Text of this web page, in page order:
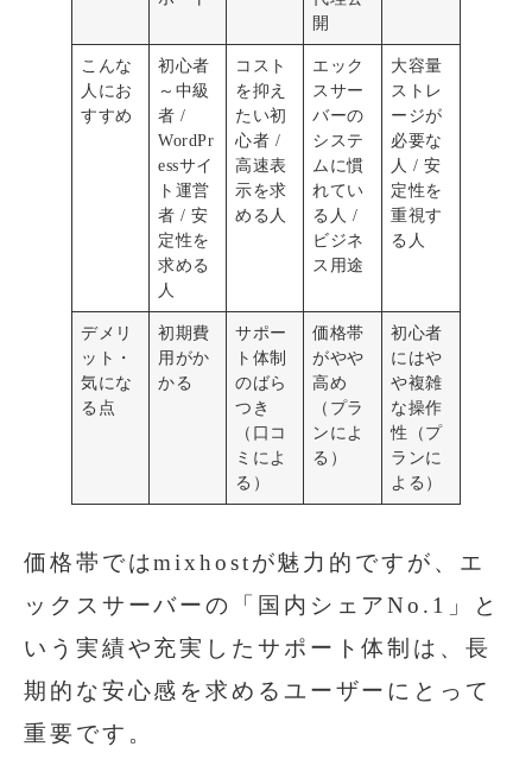
開
こんな
人にお
すすめ
初心者
～中級
者 /
WordPr
essサイ
ト運営
者 / 安
定性を
求める
人
コスト
を抑え
たい初
心者 /
高速表
示を求
める人
エック
スサー
バーの
システ
ムに慣
れてい
る人 /
ビジネ
ス用途
大容量
ストレ
ージが
必要な
人 / 安
定性を
重視す
る人
デメリ
ット・
気にな
る点
初期費
用がか
かる
サポー
ト体制
のばら
つき
（口コ
ミによ
る）
価格帯
がやや
高め
（プラ
ンによ
る）
初心者
にはや
や複雑
な操作
性（プ
ランに
よる）
価格帯ではmixhostが魅力的ですが、エ
ックスサーバーの「国内シェアNo.1」と
いう実績や充実したサポート体制は、長
期的な安心感を求めるユーザーにとって
重要です。